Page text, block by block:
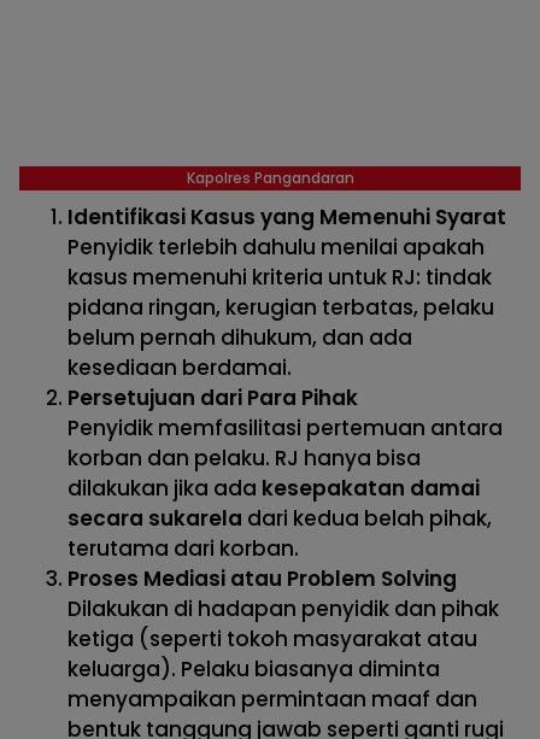
Kapolres Pangandaran
Identifikasi Kasus yang Memenuhi Syarat
Penyidik terlebih dahulu menilai apakah
kasus memenuhi kriteria untuk RJ: tindak
pidana ringan, kerugian terbatas, pelaku
belum pernah dihukum, dan ada
kesediaan berdamai.
Persetujuan dari Para Pihak
Penyidik memfasilitasi pertemuan antara
korban dan pelaku. RJ hanya bisa
dilakukan jika ada kesepakatan damai
secara sukarela dari kedua belah pihak,
terutama dari korban.
Proses Mediasi atau Problem Solving
Dilakukan di hadapan penyidik dan pihak
ketiga (seperti tokoh masyarakat atau
keluarga). Pelaku biasanya diminta
menyampaikan permintaan maaf dan
bentuk tanggung jawab seperti ganti rugi